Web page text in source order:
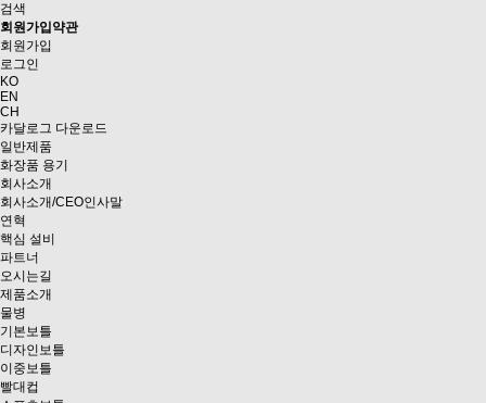
검색
회원가입약관
회원가입
로그인
KO
EN
CH
카달로그 다운로드
일반제품
화장품 용기
회사소개
회사소개/CEO인사말
연혁
핵심 설비
파트너
오시는길
제품소개
물병
기본보틀
디자인보틀
이중보틀
빨대컵